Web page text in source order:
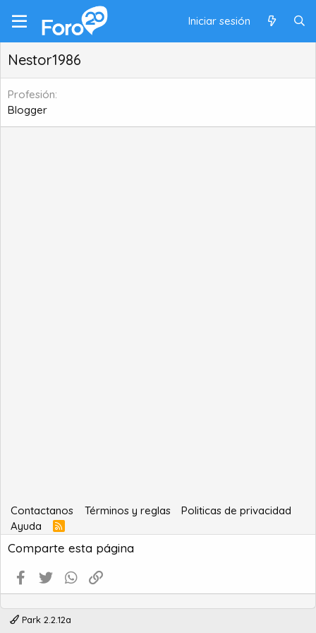
Iniciar sesión
Nestor1986
Profesión
Blogger
Contactanos Términos y reglas
Politicas de privacidad
Ayuda
R
S
S
Comparte esta página
Facebook
Twitter WhatsApp
Park 2.2.12a